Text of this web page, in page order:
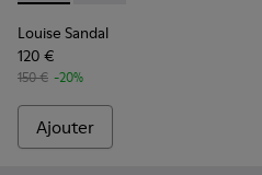
Louise Sandal
120 €
150 € -20%
Ajouter